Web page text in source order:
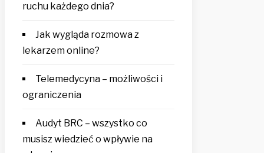
ruchu każdego dnia?
Jak wygląda rozmowa z
lekarzem online?
Telemedycyna – możliwości i
ograniczenia
Audyt BRC – wszystko co
musisz wiedzieć o wpływie na